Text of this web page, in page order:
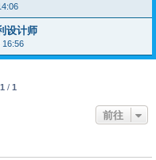
设计师
16:56
1 / 1
前往